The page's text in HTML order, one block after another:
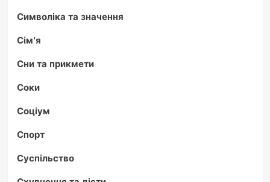
Символіка та значення
Сім'я
Сни та прикмети
Соки
Соціум
Спорт
Суспільство